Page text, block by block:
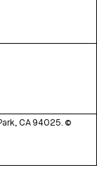
CA 94025. ©